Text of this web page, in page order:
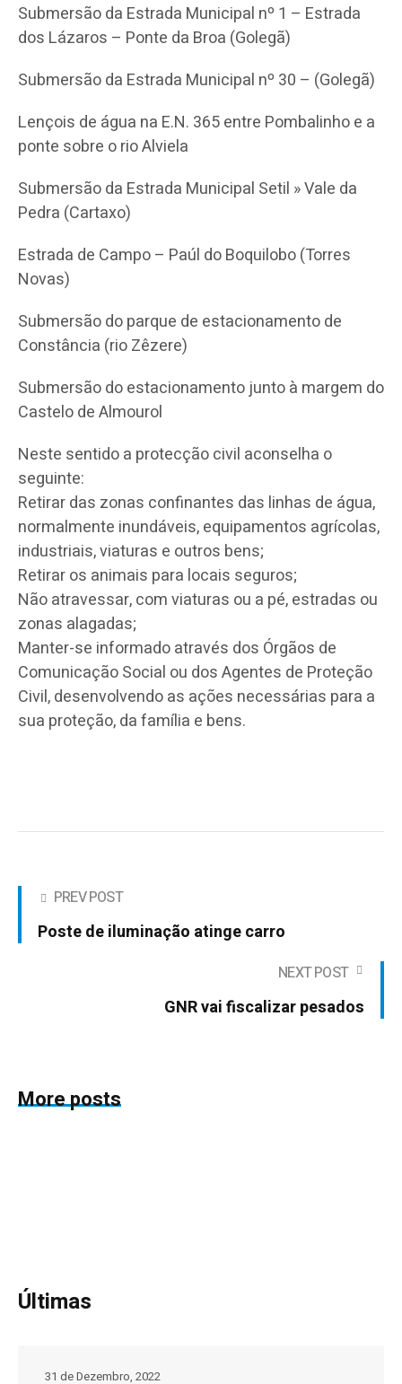
Submersão da Estrada Municipal nº 1 – Estrada
dos Lázaros – Ponte da Broa (Golegã)
Submersão da Estrada Municipal nº 30 – (Golegã)
Lençois de água na E.N. 365 entre Pombalinho e a
ponte sobre o rio Alviela
Submersão da Estrada Municipal Setil » Vale da
Pedra (Cartaxo)
Estrada de Campo – Paúl do Boquilobo (Torres
Novas)
Submersão do parque de estacionamento de
Constância (rio Zêzere)
Submersão do estacionamento junto à margem do
Castelo de Almourol
Neste sentido a protecção civil aconselha o
seguinte:
Retirar das zonas confinantes das linhas de água,
normalmente inundáveis, equipamentos agrícolas,
industriais, viaturas e outros bens;
Retirar os animais para locais seguros;
Não atravessar, com viaturas ou a pé, estradas ou
zonas alagadas;
Manter-se informado através dos Órgãos de
Comunicação Social ou dos Agentes de Proteção
Civil, desenvolvendo as ações necessárias para a
sua proteção, da família e bens.
PREV POST
Poste de iluminação atinge carro
NEXT POST
GNR vai fiscalizar pesados
More posts
Últimas
31 de Dezembro, 2022